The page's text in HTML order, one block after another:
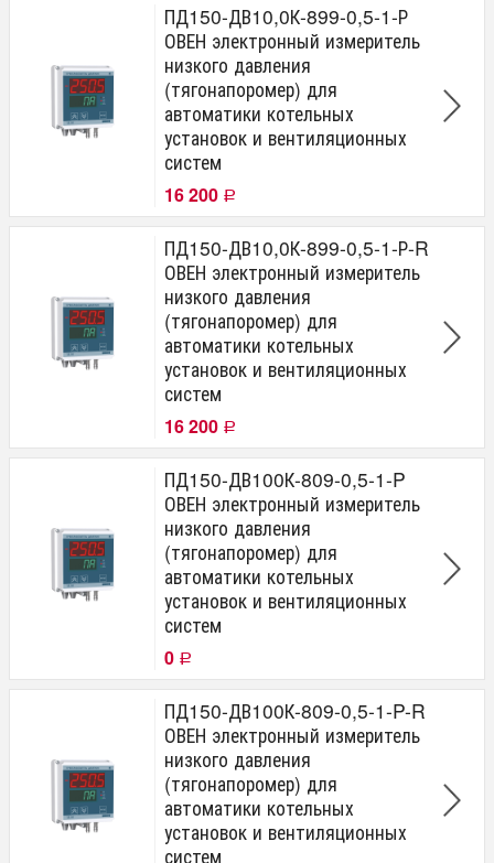
ПД150-ДВ10,0К-899-0,5-1-Р
ОВЕН электронный измеритель
низкого давления
(тягонапоромер) для
автоматики котельных
установок и вентиляционных
систем
16 200 Р
ПД150-ДВ10,0К-899-0,5-1-Р-R
ОВЕН электронный измеритель
низкого давления
(тягонапоромер) для
автоматики котельных
установок и вентиляционных
систем
16 200 Р
ПД150-ДВ100К-809-0,5-1-P
ОВЕН электронный измеритель
низкого давления
(тягонапоромер) для
автоматики котельных
установок и вентиляционных
систем
0 Р
ПД150-ДВ100К-809-0,5-1-P-R
ОВЕН электронный измеритель
низкого давления
(тягонапоромер) для
автоматики котельных
установок и вентиляционных
систем